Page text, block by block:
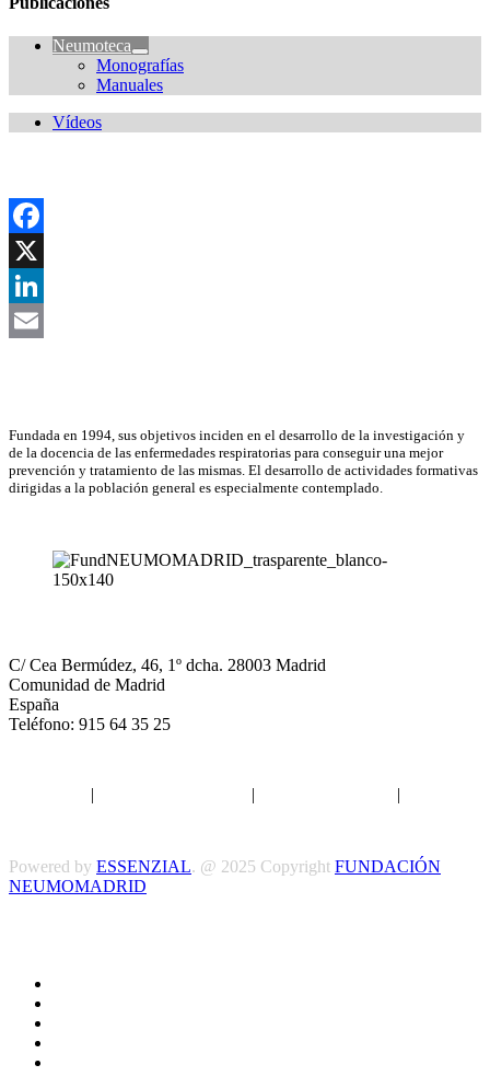
Neumoteca
Monografías
Manuales
Vídeos
Facebook
X
LinkedIn
Fundada en 1994, sus objetivos inciden en el desarrollo de la investigación y
de la docencia de las enfermedades respiratorias para conseguir una mejor
prevención y tratamiento de las mismas. El desarrollo de actividades formativas
dirigidas a la población general es especialmente contemplado.
C/ Cea Bermúdez, 46, 1º dcha. 28003 Madrid
Comunidad de Madrid
España
Teléfono: 915 64 35 25
| | |
Powered by ESSENZIAL. @ 2025 Copyright FUNDACIÓN
NEUMOMADRID